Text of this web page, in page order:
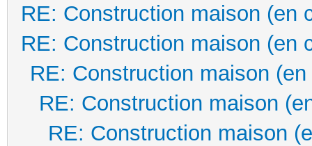
RE: Construction maison (en
RE: Construction maison (en
RE: Construction maison
RE: Construction maison
RE: Construction maison